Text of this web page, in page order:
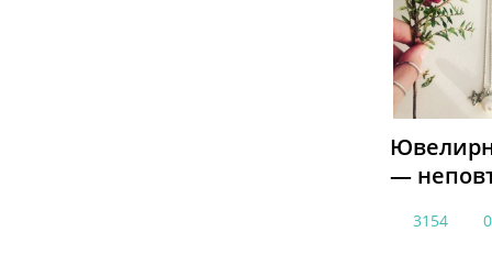
—
3154 0